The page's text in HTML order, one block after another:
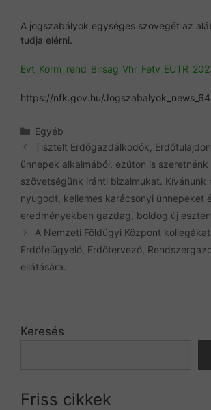
A jogszabályok egységes szövegét az
tudja elérni.
https://nfk.gov.hu/
Kategória
Egyéb
Tisztelt Erdőgazdálkodók,
ünnepek alkalmából, ezúton is
szövetségünk iránti bizalmukat. Kívánunk
nyugodt, kellemes karácsonyi ünnepeket
eredményekben gazdag, boldog új
A Nemzeti Földügyi Központ
Erdőfelügyelő, Erdőtervező,
ellátására.
Keresés
Friss cikkek